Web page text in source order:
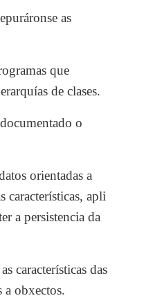
as
que
de clases.
o
orientadas a
características, apli
a persistencia da
características das
a obxectos.